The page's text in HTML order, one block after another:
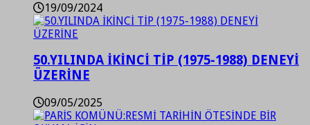
19/09/2024
50.YILINDA İKİNCİ TİP (1975-1988) DENEYİ
ÜZERİNE
09/05/2025